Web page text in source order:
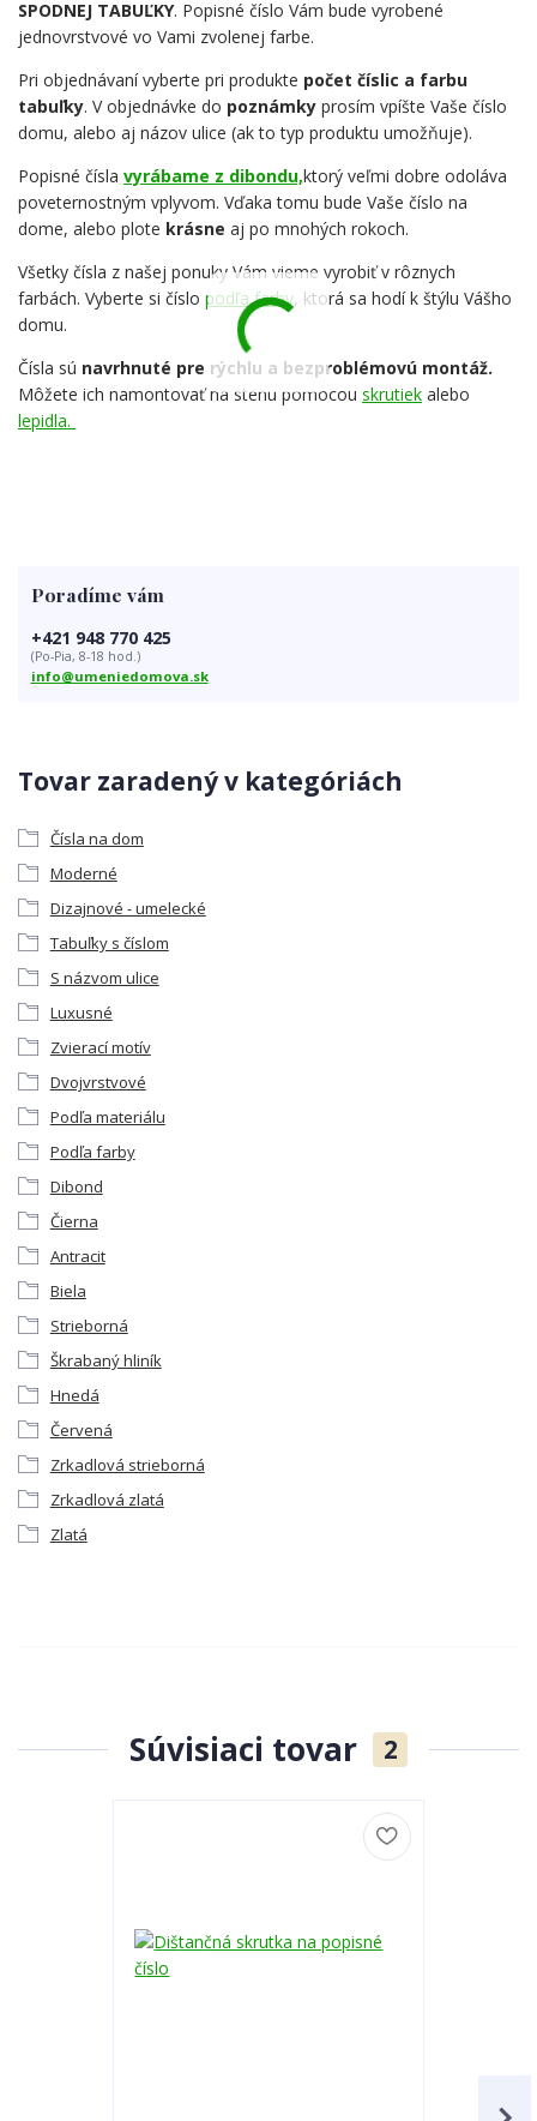
SPODNEJ TABUĽKY. Popisné číslo Vám bude vyrobené
jednovrstvové vo Vami zvolenej farbe.
Pri objednávaní vyberte pri produkte počet číslic a farbu
tabuľky. V objednávke do poznámky prosím vpíšte Vaše číslo
domu, alebo aj názov ulice (ak to typ produktu umožňuje).
Popisné čísla vyrábame z dibondu,ktorý veľmi dobre odoláva
poveternostným vplyvom. Vďaka tomu bude Vaše číslo na
dome, alebo plote krásne aj po mnohých rokoch.
Všetky čísla z našej ponuky Vám vieme vyrobiť v rôznych
farbách. Vyberte si číslo podľa farby, ktorá sa hodí k štýlu Vášho
domu.
Čísla sú navrhnuté pre rýchlu a bezproblémovú montáž.
Môžete ich namontovať na stenu pomocou skrutiek alebo
lepidla.
Tovar zaradený v kategóriách
Čísla na dom
Moderné
Dizajnové - umelecké
Tabuľky s číslom
S názvom ulice
Luxusné
Zvierací motív
Dvojvrstvové
Podľa materiálu
Podľa farby
Dibond
Čierna
Antracit
Biela
Strieborná
Škrabaný hliník
Hnedá
Červená
Zrkadlová strieborná
Zrkadlová zlatá
Zlatá
Poradíme vám
+421 948 770 425
(Po-Pia, 8-18 hod.)
info@umeniedomova.sk
Súvisiaci tovar 2